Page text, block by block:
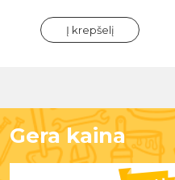
Į krepšelį
Gera kaina